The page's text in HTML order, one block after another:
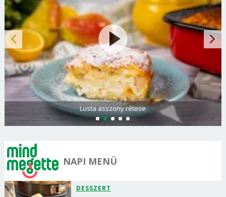
Spenótos palacsinta tejföllel töltve
NAPI MENÜ
DESSZERT